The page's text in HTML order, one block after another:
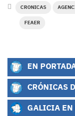
CRONICAS
FEAER
EN
CRÓNICAS
GALICIA EN